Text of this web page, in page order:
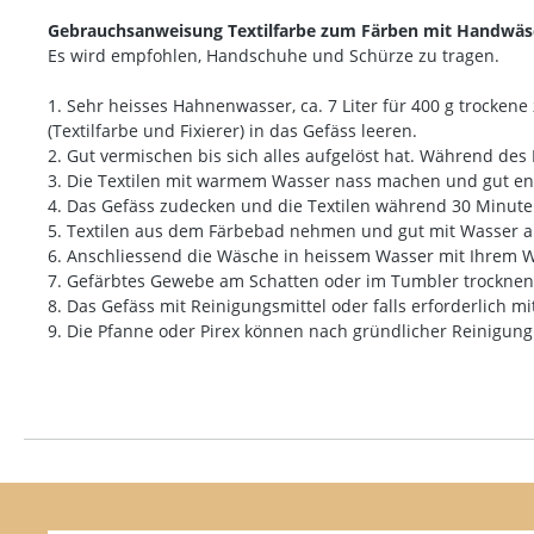
Gebrauchsanweisung Textilfarbe zum Färben mit
Es wird empfohlen, Handschuhe und Schürze zu tragen.
1. Sehr heisses Hahnenwasser, ca. 7 Liter für 400 g
(Textilfarbe und Fixierer) in das Gefäss leeren.
2. Gut vermischen bis sich alles aufgelöst hat. Während
3. Die Textilen mit warmem Wasser nass machen und gut
4. Das Gefäss zudecken und die Textilen während 30
5. Textilen aus dem Färbebad nehmen und gut mit Wasser
6. Anschliessend die Wäsche in heissem Wasser mit
7. Gefärbtes Gewebe am Schatten oder im Tumbler
8. Das Gefäss mit Reinigungsmittel oder falls erforderlich
9. Die Pfanne oder Pirex können nach gründlicher